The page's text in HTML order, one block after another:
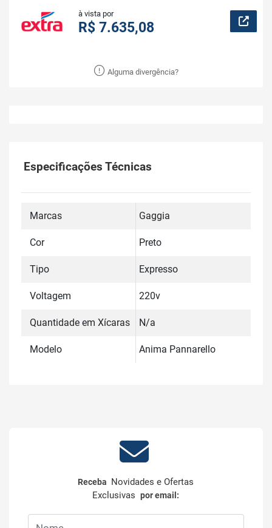
à vista por
R$ 7.635,08
Alguma divergência?
Especificações Técnicas
Marcas Gaggia
Cor Preto
Tipo Expresso
Voltagem 220v
Quantidade em Xícaras N/a
Modelo Anima Pannarello
Receba Novidades e Ofertas
Exclusivaspor email: